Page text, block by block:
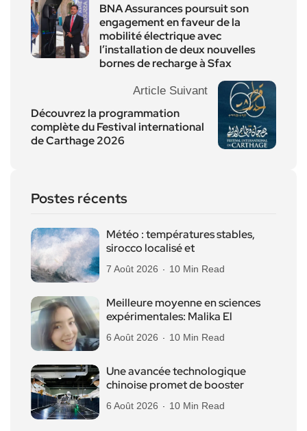
BNA Assurances poursuit son
engagement en faveur de la
mobilité électrique avec
l’installation de deux nouvelles
bornes de recharge à Sfax
Article Suivant
Découvrez la programmation
complète du Festival international
de Carthage 2026
Postes récents
Météo : températures stables,
sirocco localisé et
7 Août 2026 10 Min Read
Meilleure moyenne en sciences
expérimentales: Malika El
6 Août 2026 10 Min Read
Une avancée technologique
chinoise promet de booster
6 Août 2026 10 Min Read